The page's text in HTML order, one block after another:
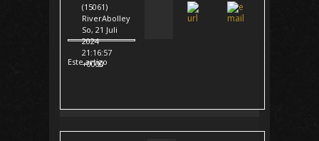
(15061)
RiverAbolley
So, 21 Juli
2024
21:16:57
+0000
Este artigo